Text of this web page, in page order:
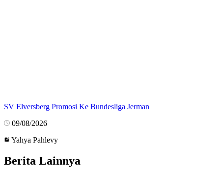
SV Elversberg Promosi Ke Bundesliga Jerman
09/08/2026
Yahya Pahlevy
Berita Lainnya